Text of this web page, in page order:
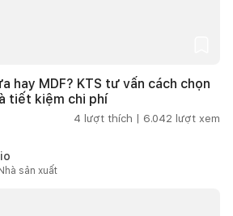
hay MDF? KTS tư vấn cách chọn
tiết kiệm chi phí
4 lượt thích | 6.042 lượt xem
sản xuất